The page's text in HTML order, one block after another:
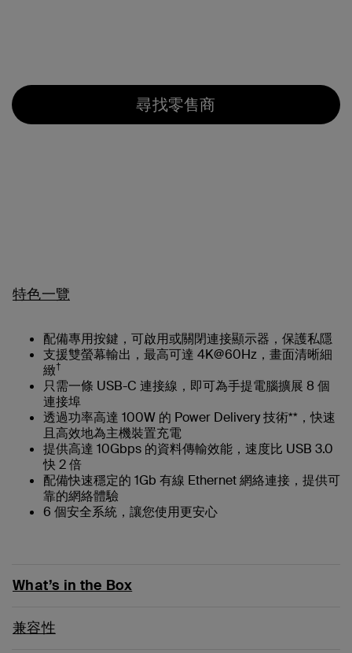
尋找零售商
特色一覽
配備專用按鍵，可啟用或關閉連接顯示器，保護私隱
支援雙螢幕輸出，最高可達 4K@60Hz，畫面清晰細
緻†
只需一條 USB-C 連接線，即可為手提電腦擴展 8 個
連接埠
透過功率高達 100W 的 Power Delivery 技術**，快速
且高效地為主機裝置充電
提供高達 10Gbps 的資料傳輸效能，速度比 USB 3.0
快 2 倍
配備快速穩定的 1Gb 有線 Ethernet 網絡連接，提供可
靠的網絡體驗
6 個安全系統，讓您使用更安心
What’s in the Box
兼容性